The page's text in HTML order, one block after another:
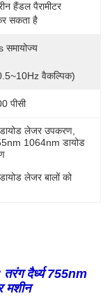
हैंडल पैरामीटर
सकता है
वैकल्पिक)
पीसी
डायोड लेजर उपकरण
1064nm डायोड
लेजर बालों को
दैर्ध्य 755nm
मशीन